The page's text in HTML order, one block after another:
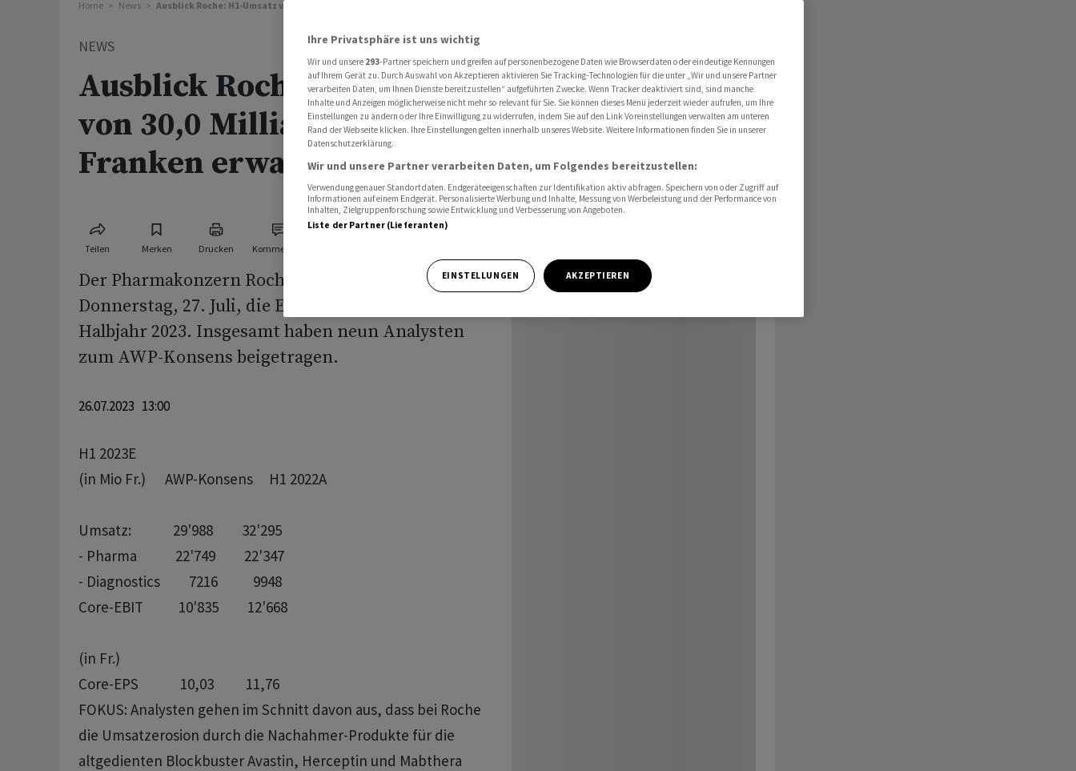
Home News Ausblick Roche: H1-Umsatz von 30,0 Milliarden Franken erwartet
NEWS
Ausblick Roche: H1-Umsatz
von 30,0 Milliarden
Franken erwartet
Teilen Merken Drucken Kommentare
Der Pharmakonzern Roche veröffentlicht am
Donnerstag, 27. Juli, die Ergebnisse für das erste
Halbjahr 2023. Insgesamt haben neun Analysten
zum AWP-Konsens beigetragen.
26.07.2023 13:00
H1 2023E
(in Mio Fr.)      AWP-Konsens     H1 2022A
Umsatz:             29'988         32'295
- Pharma            22'749         22'347
- Diagnostics         7216           9948
Core-EBIT           10'835         12'668
(in Fr.)
FOKUS: Analysten gehen im Schnitt davon aus, dass bei Roche
die Umsatzerosion durch die Nachahmer-Produkte für die
altgedienten Blockbuster Avastin, Herceptin und Mabthera
Ihre Privatsphäre ist uns wichtig
Wir und unsere 293-Partner speichern und greifen auf personenbezogene Daten wie Browserdaten oder eindeutige Kennungen
auf Ihrem Gerät zu. Durch Auswahl von Akzeptieren aktivieren Sie Tracking-Technologien für die unter „Wir und unsere Partner
verarbeiten Daten, um Ihnen Dienste bereitzustellen“ aufgeführten Zwecke. Wenn Tracker deaktiviert sind, sind manche
Inhalte und Anzeigen möglicherweise nicht mehr so relevant für Sie. Sie können dieses Menü jederzeit wieder aufrufen, um Ihre
Einstellungen zu ändern oder Ihre Einwilligung zu widerrufen, indem Sie auf den Link Voreinstellungen verwalten am unteren
Rand der Webseite klicken. Ihre Einstellungen gelten innerhalb unseres Website. Weitere Informationen finden Sie in unserer
Datenschutzerklärung.
Wir und unsere Partner verarbeiten Daten, um Folgendes bereitzustellen:
Verwendung genauer Standortdaten. Endgeräteeigenschaften zur Identifikation aktiv abfragen. Speichern von oder Zugriff auf
Informationen auf einem Endgerät. Personalisierte Werbung und Inhalte, Messung von Werbeleistung und der Performance von
Inhalten, Zielgruppenforschung sowie Entwicklung und Verbesserung von Angeboten.
Liste der Partner (Lieferanten)
EINSTELLUNGEN AKZEPTIEREN